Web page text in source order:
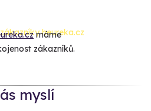
máme
zákazníků.
myslí